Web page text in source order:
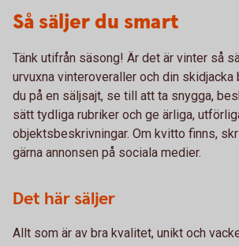
Så säljer du smart
Tänk utifrån säsong! Är det är vinter så
urvuxna vinteroveraller och din skidjacka
du på en säljsajt, se till att ta snygga,
sätt tydliga rubriker och ge ärliga,
objektsbeskrivningar. Om kvitto finns,
gärna annonsen på sociala medier.
Det här säljer
Allt som är av bra kvalitet, unikt och